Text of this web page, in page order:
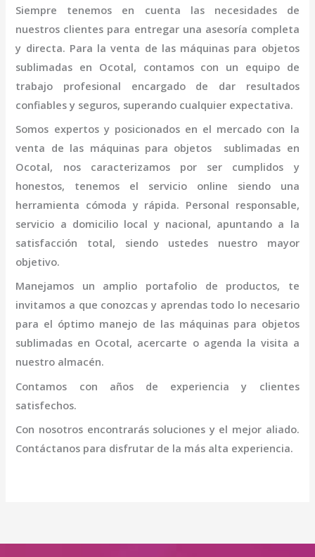
Siempre tenemos en cuenta las necesidades de
nuestros clientes para entregar una asesoría completa
y directa. Para la venta de las máquinas para objetos
sublimadas en Ocotal, contamos con un equipo de
trabajo profesional encargado de dar resultados
confiables y seguros, superando cualquier expectativa.
Somos expertos y posicionados en el mercado con la
venta de las máquinas para objetos sublimadas en
Ocotal, nos caracterizamos por ser cumplidos y
honestos, tenemos el servicio online siendo una
herramienta cómoda y rápida. Personal responsable,
servicio a domicilio local y nacional, apuntando a la
satisfacción total, siendo ustedes nuestro mayor
objetivo.
Manejamos un amplio portafolio de productos, te
invitamos a que conozcas y aprendas todo lo necesario
para el óptimo manejo de las máquinas para objetos
sublimadas en Ocotal, acercarte o agenda la visita a
nuestro almacén.
Contamos con años de experiencia y clientes
satisfechos.
Con nosotros encontrarás soluciones y el mejor aliado.
Contáctanos para disfrutar de la más alta experiencia.